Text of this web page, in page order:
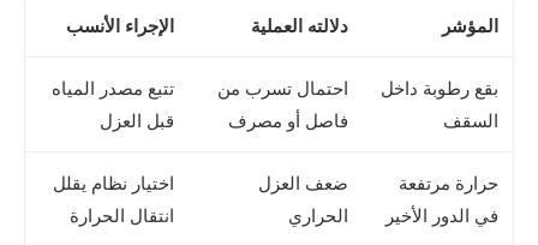
المؤشر دلالته العملية الإجراء الأنسب
بقع رطوبة داخل
السقف
احتمال تسرب من
فاصل أو مصرف
تتبع مصدر المياه
قبل العزل
حرارة مرتفعة
في الدور الأخير
ضعف العزل
الحراري
اختيار نظام يقلل
انتقال الحرارة